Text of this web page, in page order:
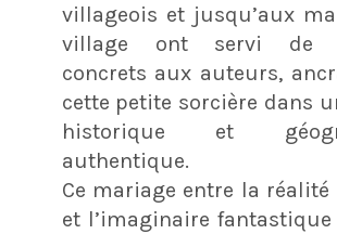
villageois et jusqu’aux
village ont servi de
concrets aux auteurs,
cette petite sorcière dans
historique et
authentique.
Ce mariage entre la réalité
et l’imaginaire